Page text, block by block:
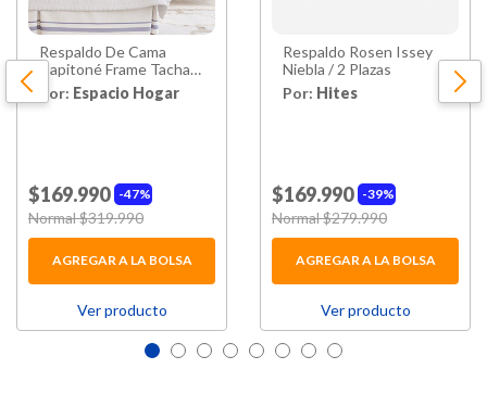
Respaldo De Cama
Capitoné Frame Tachas
Lino Marfíl 2 Plazas
Por: Espacio Hogar
47%
$169.990
Price reduced from
Normal $319.990
AGREGAR A LA BOLSA
Ver producto
Respaldo Rosen Issey
Niebla / 2 Plazas
Por: Hites
39%
$169.990
Price reduced from
Normal $279.990
AGREGAR A LA BOLSA
Ver producto